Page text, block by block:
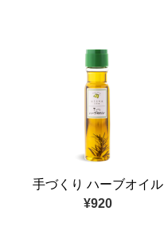
手づくり ハーブオイル
¥920